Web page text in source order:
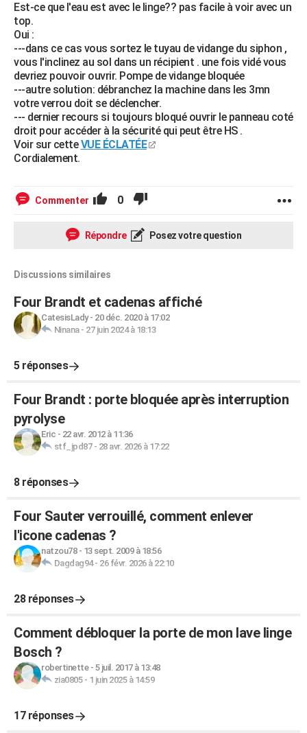
Est-ce que l'eau est avec le linge?? pas facile à voir avec un
top.
Oui :
---dans ce cas vous sortez le tuyau de vidange du siphon ,
vous l'inclinez au sol dans un récipient . une fois vidé vous
devriez pouvoir ouvrir. Pompe de vidange bloquée
---autre solution: débranchez la machine dans les 3mn
votre verrou doit se déclencher.
--- dernier recours si toujours bloqué ouvrir le panneau coté
droit pour accéder à la sécurité qui peut être HS .
Voir sur cetteVUE ÉCLATÉE
Cordialement.
Commenter 0
Répondre Posez votre question
Discussions similaires
Four Brandt et cadenas affiché
CatesisLady- 20 déc. 2020 à 17:02
Ninana- 27 juin 2024 à 18:13
5 réponses
Four Brandt : porte bloquée après interruption
pyrolyse
Eric - 22 avr. 2012 à 11:36
stf_jpd87- 28 avr. 2026 à 17:22
8 réponses
Four Sauter verrouillé, comment enlever
l'icone cadenas ?
natzou78- 13 sept. 2009 à 18:56
Dagdag94- 26 févr. 2026 à 22:10
28 réponses
Comment débloquer la porte de mon lave linge
Bosch ?
robertinette- 5 juil. 2017 à 13:48
zia0805- 1 juin 2025 à 14:59
17 réponses